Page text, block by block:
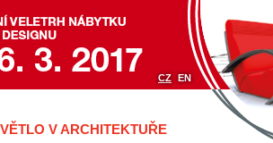
CZ EN
V ARCHITEKTUŘE